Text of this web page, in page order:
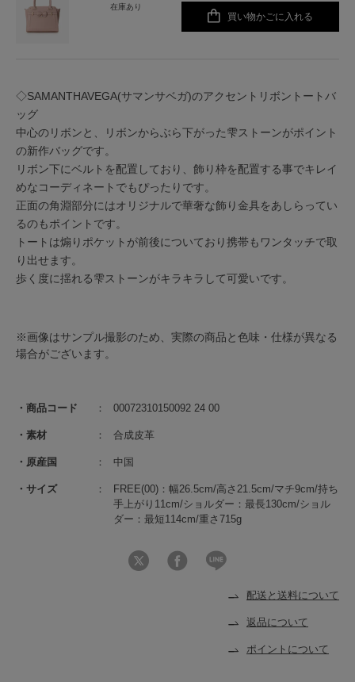
商品コード 00072310150092 24 00
素材 合成皮革
原産国 中国
サイズ
FREE(00)：幅26.5cm/高さ21.5cm/マチ9cm/持ち
手上がり11cm/ショルダー：最長130cm/ショル
ダー：最短114cm/重さ715g
在庫あり
買い物かごに入れる
配送と送料について
返品について
ポイントについて
◇SAMANTHAVEGA(サマンサベガ)のアクセントリボントートバ
ッグ
中心のリボンと、リボンからぶら下がった雫ストーンがポイント
の新作バッグです。
リボン下にベルトを配置しており、飾り枠を配置する事でキレイ
めなコーディネートでもぴったりです。
正面の角淵部分にはオリジナルで華奢な飾り金具をあしらってい
るのもポイントです。
トートは煽りポケットが前後についており携帯もワンタッチで取
り出せます。
歩く度に揺れる雫ストーンがキラキラして可愛いです。
※画像はサンプル撮影のため、実際の商品と色味・仕様が異なる
場合がございます。